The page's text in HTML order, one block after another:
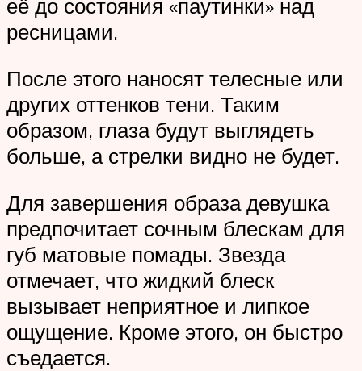
её до состояния «паутинки» над
ресницами.
После этого наносят телесные или
других оттенков тени. Таким
образом, глаза будут выглядеть
больше, а стрелки видно не будет.
Для завершения образа девушка
предпочитает сочным блескам для
губ матовые помады. Звезда
отмечает, что жидкий блеск
вызывает неприятное и липкое
ощущение. Кроме этого, он быстро
съедается.